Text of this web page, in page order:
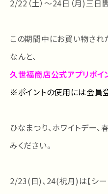
2/22（土）～24日（月)三日
この期間中にお買い物され
なんと、
久世福商店公式アプリポイ
※ポイントの使用には会員
ひなまつり、ホワイトデー
みください。
2/23(日)、24(祝月)は【シー